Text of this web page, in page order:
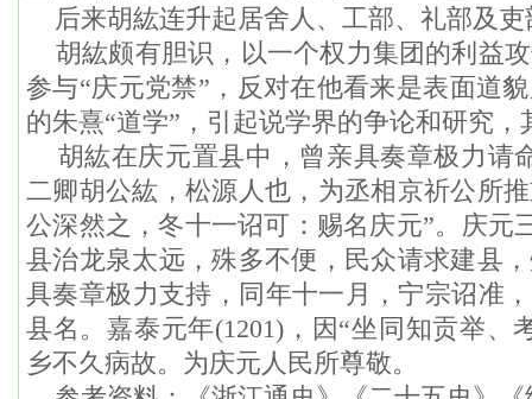
后来胡紘连升起居舍人、工部、礼部及吏
胡紘颇有胆识，以一个权力集团的利益
参与“庆元党禁”，反对在他看来是表面道
的朱熹“道学”，引起说学界的争论和研究
胡紘在庆元置县中，曾亲具奏章极力请
二卿胡公紘，松源人也，为丞相京祈公所
公深然之，冬十一诏可：赐名庆元”。庆元
县治龙泉太远，殊多不便，民众请求建县
具奏章极力支持，同年十一月，宁宗诏准
县名。嘉泰元年(1201)，因“坐同知贡举、
乡不久病故。为庆元人民所尊敬。